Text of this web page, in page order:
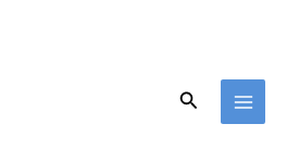
Zoeken